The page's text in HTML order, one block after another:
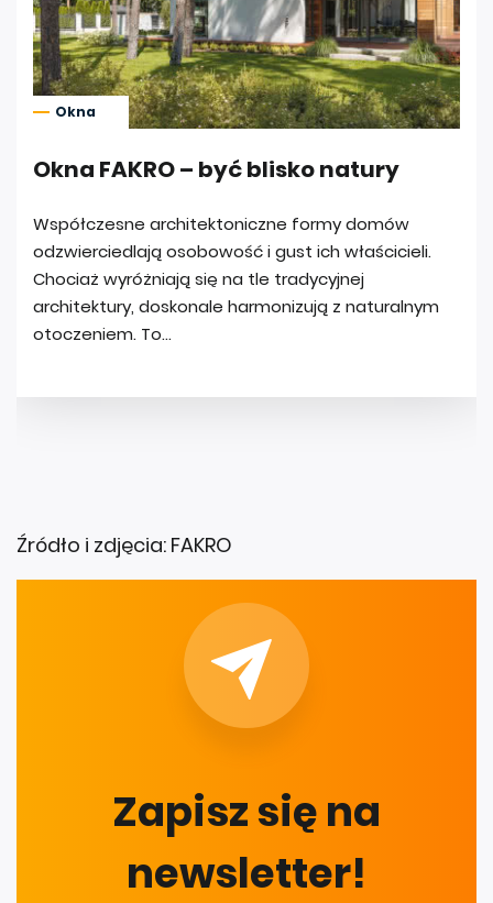
Źródło i zdjęcia: FAKRO
Zapisz się na
newsletter!